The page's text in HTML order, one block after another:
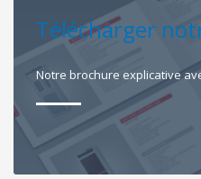
Télécharger
Notre brochure explicative